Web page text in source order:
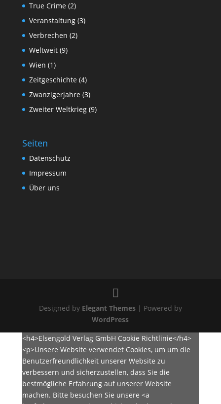
True Crime(2)
Veranstaltung(3)
Verbrechen (2)
Weltweit(9)
Wien (1)
Zeitgeschichte(4)
Zwanzigerjahre(3)
Zweiter Weltkrieg(9)
Seiten
Datenschutz
Impressum
Über uns
Designed by Elegant Themes| Powered by
WordPress
<h4>Elsengold Verlag GmbH Cookie Richtlinie</h4>
<p>Unsere Website verwendet Cookies, um um die
Benutzerfreundlichkeit unserer Website zu
verbessern und sicherzustellen, dass Sie die
bestmögliche Erfahrung auf unserer Website
machen. Bitte besuchen Sie unsere <a